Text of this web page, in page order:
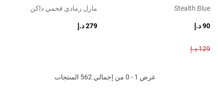
Stealth Blue
90 د.إ
129 د.إ
مارل رمادي فحمي داكن
279 د.إ
عرض 1 - 0 من إجمالي 562 المنتجات